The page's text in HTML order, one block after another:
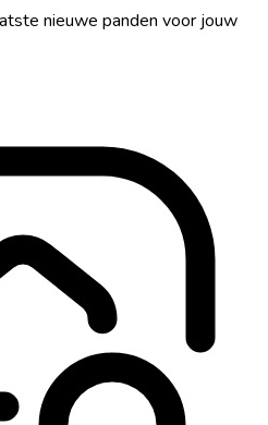
nieuwe panden voor jouw